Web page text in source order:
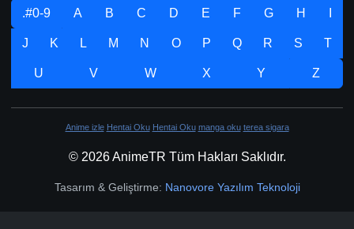
.#0-9 A B C D E F G H
J K L M N O P Q R S T
U V W X Y Z
Anime izle Hentai Oku Hentai Oku manga oku terea sigara
© 2026 AnimeTR Tüm Hakları Saklıdır.
Tasarım & Geliştirme: Nanovore Yazılım Teknoloji